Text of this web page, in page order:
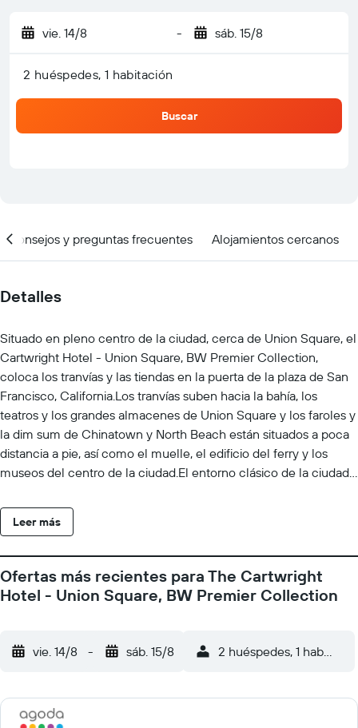
vie. 14/8 - sáb. 15/8
2 huéspedes, 1 habitación
Buscar
Consejos y preguntas frecuentes Alojamientos cercanos
Detalles
Situado en pleno centro de la ciudad, cerca de Union Square, el
Cartwright Hotel - Union Square, BW Premier Collection,
coloca los tranvías y las tiendas en la puerta de la plaza de San
Francisco, California.Los tranvías suben hacia la bahía, los
teatros y los grandes almacenes de Union Square y los faroles y
la dim sum de Chinatown y North Beach están situados a poca
distancia a pie, así como el muelle, el edificio del ferry y los
museos del centro de la ciudad.El entorno clásico de la ciudad
restaurantes y zonas de tránsito en las inmediaciones. Los
tranvías suben hacia la bahía, los teatros y las tiendas de Union
a poca distancia a pie, y las cafeterías de North Beach y el
muelle y el edificio del ferry del puerto se extienden a poca
distancia. Museos, galerías y bares en la azotea llenan las
al atardecer. Los puentes, los barcos de Alcatraz y el parque
Leer más
Ofertas más recientes para The Cartwright
Hotel - Union Square, BW Premier Collection
vie. 14/8 - sáb. 15/8 2 huéspedes, 1